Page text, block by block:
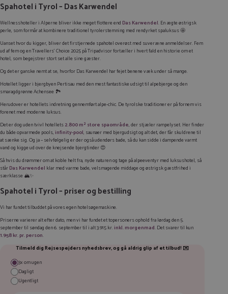
Spahotel i Tyrol – Das Karwendel
Wellnesshoteller i Alperne bliver ikke meget flottere end Das Karwendel. En ægte østrigsk
perle, som formår at kombinere traditionel tyrolerstemning med rendyrket spaluksus 🤩
Uanset hvor du kigger, bliver det firstjernede spahotel overøst med suveræne anmeldelser. Fem
ud af fem og en Travellers’ Choice 2025 på Tripadvisor fortæller i hvert fald en historie om et
hotel, som begejstrer stort set alle sine gæster.
Og det er ganske nemt at se, hvorfor Das Karwendel har fejet benene væk under så mange.
Hotellet ligger i bjergbyen Pertisau med den mest fantastiske udsigt til alpebjerge og den
smaragdgrønne Achensee 🏞️
Herudover er hotellets indretning gennemført alpe-chic. De tyrolske traditioner er på fornem vis
forenet med moderne luksus.
Det er dog uden tvivl hotellets2.800 m² store spaområde, der stjæler rampelyset. Her finder
du både opvarmede pools,infinity-pool, saunaer med bjergudsigt og alt det, der får skuldrene til
at sænke sig. Og ja – selvfølgelig er der også udendørs bade, så du kan sidde i dampende varmt
vand og kigge ud over de knejsende bjergtinder 😍
Så hvis du drømmer om at koble helt fra, nyde naturen og tage på alpeeventyr med luksushotel, så
stårDas Karwendel klar med varme bade, velsmagende middage og østrigsk gæstfrihed i
særklasse 🏔️✨
Spahotel i Tyrol – priser og bestilling
Vi har fundet tilbuddet på vores egen hotelsøgemaskine.
Priserne varierer alt efter dato, men vi har fundet et topersoners ophold fra lørdag den 5.
september til søndag den 6. september til i alt 3.915 kr.inkl. morgenmad. Det svarer til kun
1.958 kr. pr. person.
Tilmeld dig Rejsespejders nyhedsbrev, og gå aldrig glip af et tilbud! ✉️
3x om ugen
Dagligt
Ugentligt